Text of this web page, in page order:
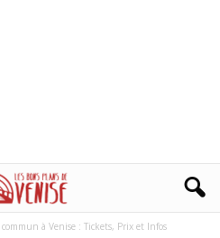
à Venise : Tickets, Prix et Infos